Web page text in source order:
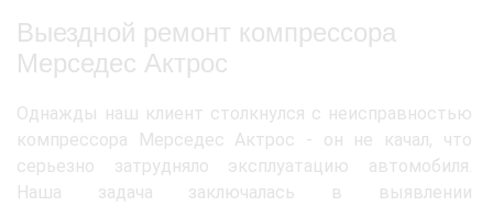
Выездной ремонт компрессора
Мерседес Актрос
Однажды наш клиент столкнулся с неисправностью
компрессора Мерседес Актрос - он не качал, что
серьезно затрудняло эксплуатацию автомобиля.
Наша задача заключалась в выявлении